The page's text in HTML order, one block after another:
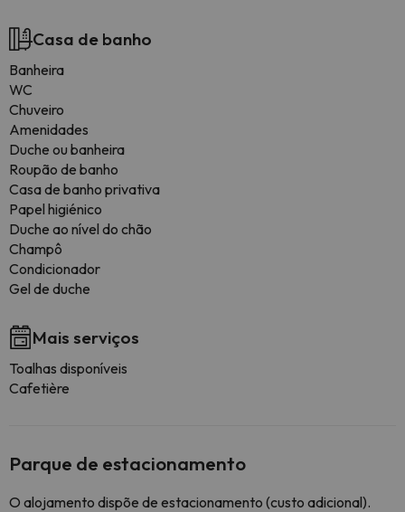
Casa de banho
Banheira
WC
Chuveiro
Amenidades
Duche ou banheira
Roupão de banho
Casa de banho privativa
Papel higiénico
Duche ao nível do chão
Champô
Condicionador
Gel de duche
Mais serviços
Toalhas disponíveis
Cafetière
Parque de estacionamento
O alojamento dispõe de estacionamento (custo adicional).